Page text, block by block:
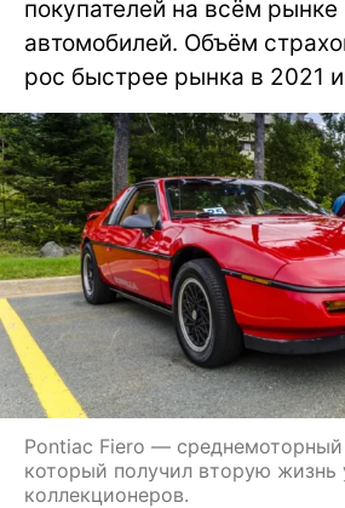
покупателей на всём
автомобилей. Объём
рос быстрее рынка в 2021
Pontiac Fiero —
который получил вторую
коллекционеров.